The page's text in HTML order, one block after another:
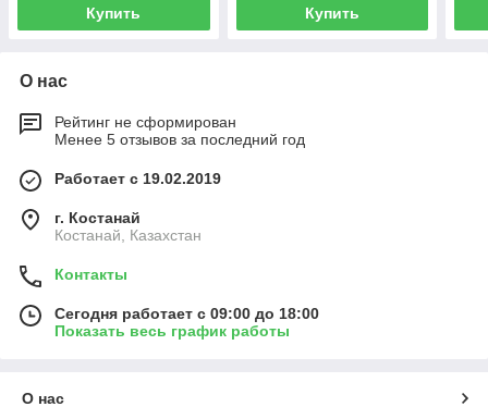
Купить Купить
О нас
Рейтинг не сформирован
Менее 5 отзывов за последний год
Работает с 19.02.2019
г. Костанай
Костанай, Казахстан
Контакты
Сегодня работает с 09:00 до 18:00
Показать весь график работы
О нас